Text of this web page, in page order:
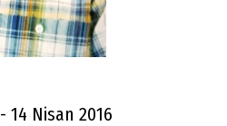
14 Nisan 2016